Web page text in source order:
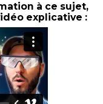
à ce sujet,
explicative :